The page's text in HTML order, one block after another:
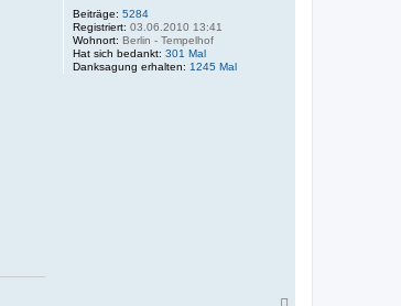
Beiträge: 5284
Registriert: 03.06.2010 13:41
Wohnort: Berlin - Tempelhof
Hat sich bedankt: 301 Mal
Danksagung erhalten: 1245 Mal